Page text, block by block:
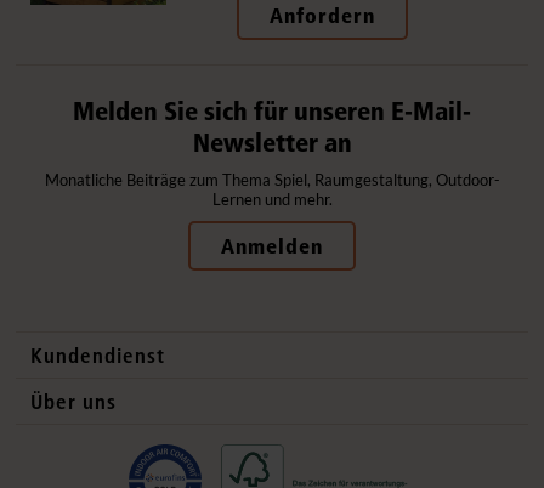
Anfordern
Melden Sie sich für unseren E-Mail-
Newsletter an
Monatliche Beiträge zum Thema Spiel, Raumgestaltung, Outdoor-
Lernen und mehr.
Anmelden
Kundendienst
Kontaktdaten
Häufig gestellte Fragen
Über uns
Qualitätsprodukte
Gesund und sicher